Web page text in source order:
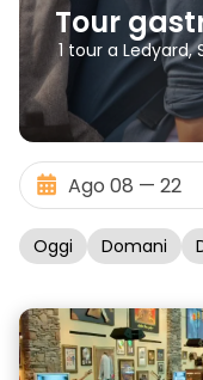
Tour
1 tour a
Oggi Domani